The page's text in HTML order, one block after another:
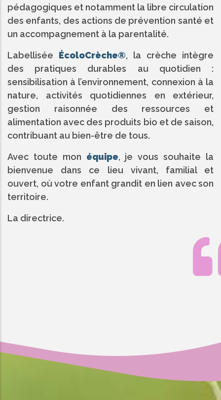
pédagogiques et notamment la libre circulation
des enfants, des actions de prévention santé et
un accompagnement à la parentalité.
Labellisée ÉcoloCrèche®, la crèche intègre
des pratiques durables au quotidien :
sensibilisation à l’environnement, connexion à la
nature, activités quotidiennes en extérieur,
gestion raisonnée des ressources et
alimentation avec des produits bio et de saison,
contribuant au bien-être de tous.
Avec toute mon équipe, je vous souhaite la
bienvenue dans ce lieu vivant, familial et
ouvert, où votre enfant grandit en lien avec son
territoire.
La directrice.